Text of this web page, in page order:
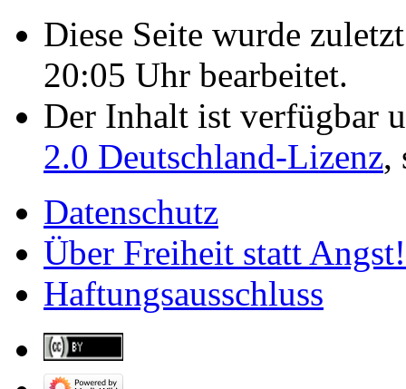
Diese Seite wurde
20:05 Uhr bearbeitet.
Der Inhalt ist verfügbar
2.0 Deutschland-Lizenz,
Datenschutz
Über Freiheit statt Angst!
Haftungsausschluss